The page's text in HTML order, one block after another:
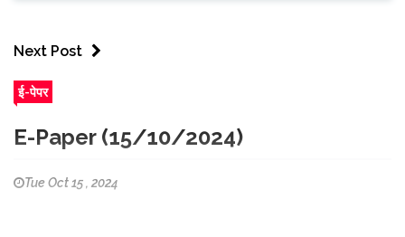
Next Post
ई-पेपर
E-Paper (15/10/2024)
Tue Oct 15 , 2024